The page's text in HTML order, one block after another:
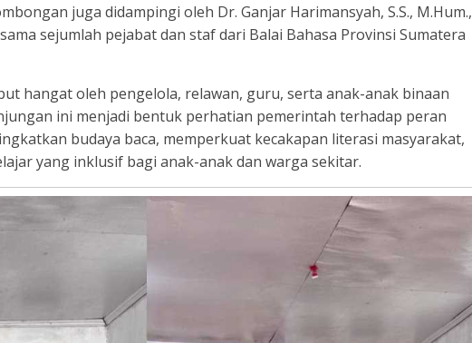
juga didampingi oleh Dr. Ganjar Harimansyah, S.S., M.Hum.,
sejumlah pejabat dan staf dari Balai Bahasa Provinsi Sumatera
hangat oleh pengelola, relawan, guru, serta anak-anak binaan
ini menjadi bentuk perhatian pemerintah terhadap peran
budaya baca, memperkuat kecakapan literasi masyarakat,
yang inklusif bagi anak-anak dan warga sekitar.